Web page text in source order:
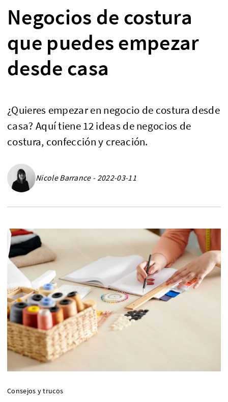
Negocios de costura
que puedes empezar
desde casa
¿Quieres empezar en negocio de costura desde
casa? Aquí tiene 12 ideas de negocios de
costura, confección y creación.
Nicole Barrance - 2022-03-11
Consejos y trucos